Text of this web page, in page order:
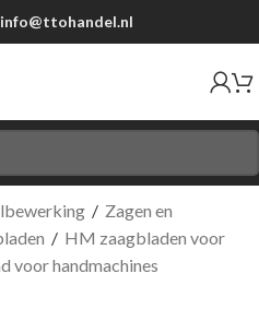
info@ttohandel.nl
/ Zagen en
/ HM zaagbladen voor
voor handmachines